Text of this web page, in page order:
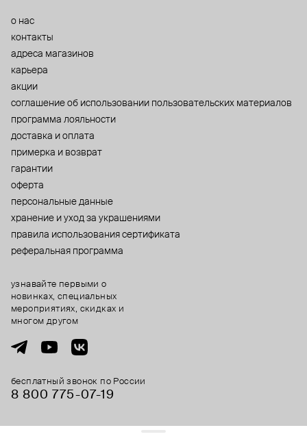
о нас
контакты
адреса магазинов
карьера
акции
cоглашение об использовании пользовательских материалов
программа лояльности
доставка и оплата
примерка и возврат
гарантии
оферта
персональные данные
хранение и уход за украшениями
правила использования сертификата
реферальная программа
бесплатный звонок по России
8 800 775⁠-07⁠-19
узнавайте первыми о
новинках, специальных
мероприятиях, скидках и
многом другом